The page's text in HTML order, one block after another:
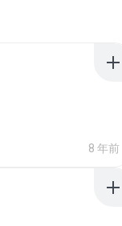
8 年前